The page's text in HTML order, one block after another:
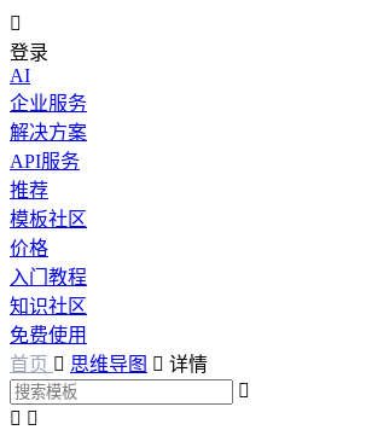

登录
AI
企业服务
解决方案
API服务
推荐
模板社区
价格
入门教程
知识社区
免费使用
首页  思维导图  详情

 